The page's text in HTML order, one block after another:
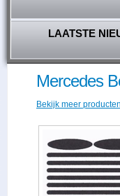
LAATSTE
Mercedes
Bekijk meer